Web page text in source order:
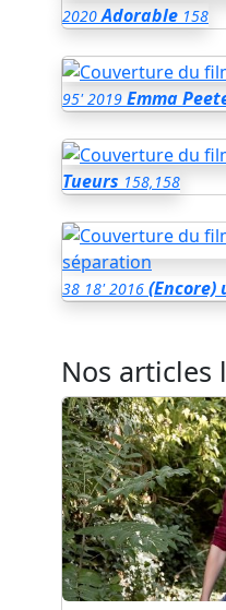
2020 Adorable 158
95' 2019 Emma
Tueurs 158,158
38 18' 2016 (Encore)
Nos articles